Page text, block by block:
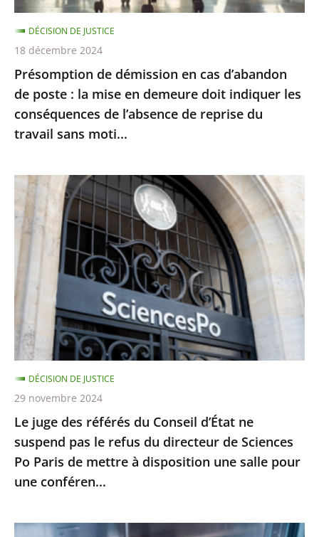
la
mise
en
demeure
doit
indiquer
les
de
l’absence
de
reprise
du
travail
sans
Présomption de démission en cas d’abandon
de poste : la mise en demeure doit indiquer les
conséquences de l’absence de reprise du
travail sans moti...
DÉCISION DE JUSTICE
18 décembre 2024
Le
juge
des
référés
du
Conseil
d’État
ne
suspend
pas
le
refus
du
directeur
de
Sciences
Paris
Le juge des référés du Conseil d’État ne
suspend pas le refus du directeur de Sciences
Po Paris de mettre à disposition une salle pour
une conféren...
DÉCISION DE JUSTICE
29 novembre 2024
PMA